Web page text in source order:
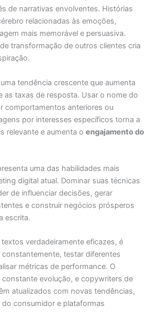
de narrativas envolventes. Histórias
relacionadas às emoções,
mais memorável e persuasiva.
transformação de outros clientes cria
tendência crescente que aumenta
as taxas de resposta. Usar o nome do
comportamentos anteriores ou
por interesses específicos torna a
relevante e aumenta oengajamento do
uma das habilidades mais
digital atual. Dominar suas técnicas
de influenciar decisões, gerar
e construir negócios prósperos
escrita.
verdadeiramente eficazes, é
constantemente, testar diferentes
métricas de performance. O
constante evolução, e copywriters de
atualizados com novas tendências,
consumidor e plataformas